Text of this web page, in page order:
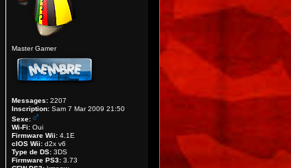
Master Gamer
Messages: 2207
Inscription: Sam 7 Mar 2009 21:50
Sexe:
Wi-Fi: Oui
Firmware Wii: 4.1E
cIOS Wii: d2x v6
Type de DS: 3DS
Firmware PS3: 3.73